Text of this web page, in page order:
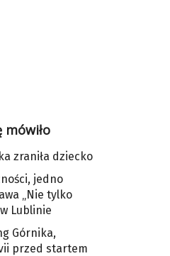
mówiło
zraniła dziecko
jedno
„Nie tylko
Lublinie
Górnika,
przed startem